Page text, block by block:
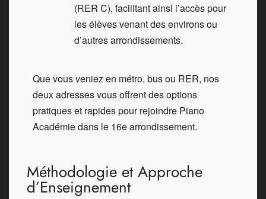
(RER C), facilitant ainsi l’accès pour
les élèves venant des environs ou
d’autres arrondissements.
Que vous veniez en métro, bus ou RER, nos
deux adresses vous offrent des options
pratiques et rapides pour rejoindre Piano
Académie dans le 16e arrondissement.
Méthodologie et Approche
d’Enseignement